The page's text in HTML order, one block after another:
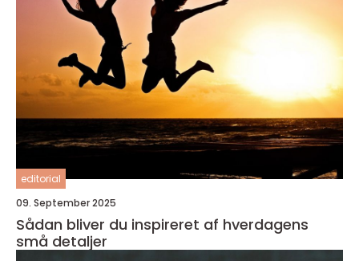
editorial
09. September 2025
Sådan bliver du inspireret af hverdagens
små detaljer